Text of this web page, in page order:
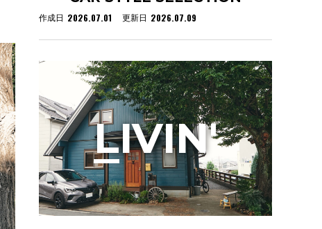
作成日 2026.07.01 更新日 2026.07.09
LIVIN'